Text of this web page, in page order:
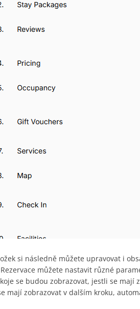
si následně můžete upravovat i
můžete nastavit různé
se budou zobrazovat, jestli se
mají zobrazovat v dalším kroku,